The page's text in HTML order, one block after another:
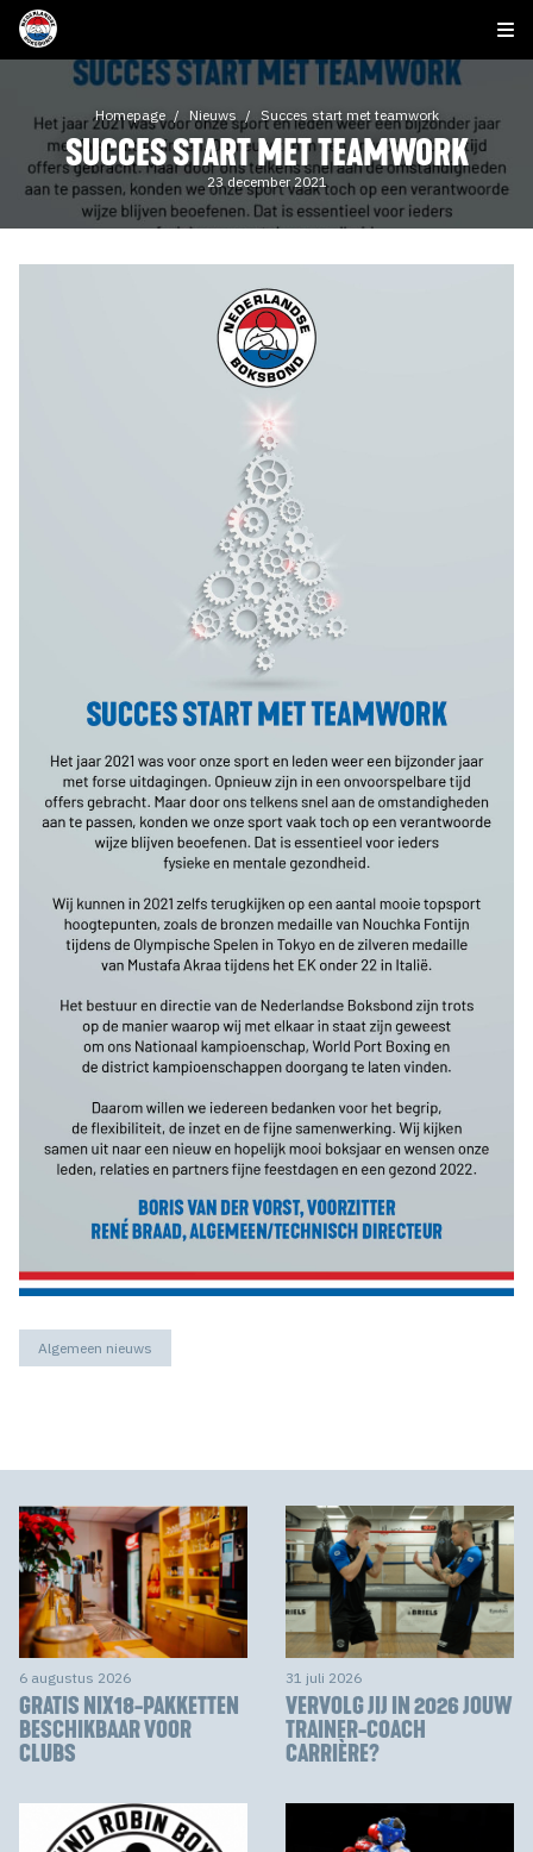
Homepage Nieuws Succes start met teamwork
SUCCES START MET TEAMWORK
23 december 2021
Algemeen nieuws
6 augustus 2026
GRATIS NIX18-PAKKETTEN
BESCHIKBAAR VOOR
CLUBS
31 juli 2026
VERVOLG JIJ IN 2026 JOUW
TRAINER-COACH
CARRIÈRE?